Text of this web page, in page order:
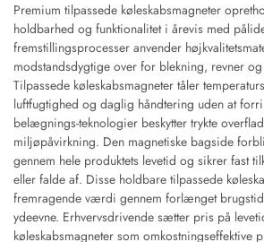
Premium tilpassede køleskabsmagneter
holdbarhed og funktionalitet i årevis med
fremstillingsprocesser anvender
modstandsdygtige over for blekning, revner
Tilpassede køleskabsmagneter tåler
luftfugtighed og daglig håndtering uden at
belægnings-teknologier beskytter trykte
miljøpåvirkning. Den magnetiske bagside
gennem hele produktets levetid og sikrer fast
eller falde af. Disse holdbare tilpassede
fremragende værdi gennem forlænget brugstid
ydeevne. Erhvervsdrivende sætter pris på
køleskabsmagneter som omkostningseffektive